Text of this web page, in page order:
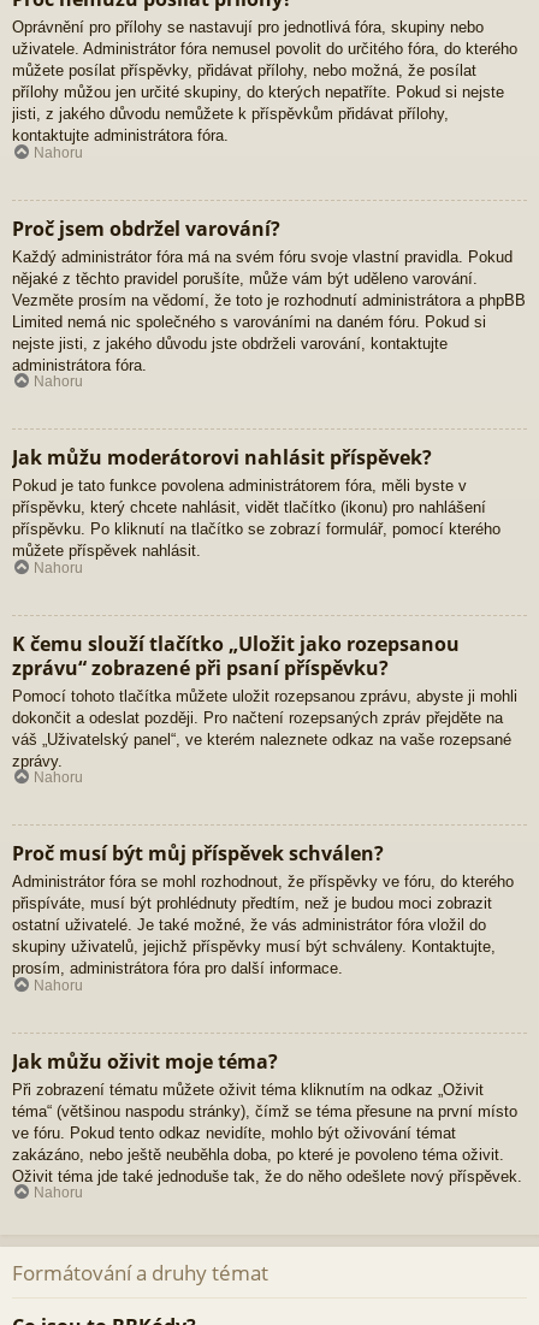
Oprávnění pro přílohy se nastavují pro jednotlivá fóra, skupiny nebo
uživatele. Administrátor fóra nemusel povolit do určitého fóra, do kterého
můžete posílat příspěvky, přidávat přílohy, nebo možná, že posílat
přílohy můžou jen určité skupiny, do kterých nepatříte. Pokud si nejste
jisti, z jakého důvodu nemůžete k příspěvkům přidávat přílohy,
kontaktujte administrátora fóra.
Nahoru
Proč jsem obdržel varování?
Každý administrátor fóra má na svém fóru svoje vlastní pravidla. Pokud
nějaké z těchto pravidel porušíte, může vám být uděleno varování.
Vezměte prosím na vědomí, že toto je rozhodnutí administrátora a phpBB
Limited nemá nic společného s varováními na daném fóru. Pokud si
nejste jisti, z jakého důvodu jste obdrželi varování, kontaktujte
administrátora fóra.
Nahoru
Jak můžu moderátorovi nahlásit příspěvek?
Pokud je tato funkce povolena administrátorem fóra, měli byste v
příspěvku, který chcete nahlásit, vidět tlačítko (ikonu) pro nahlášení
příspěvku. Po kliknutí na tlačítko se zobrazí formulář, pomocí kterého
můžete příspěvek nahlásit.
Nahoru
K čemu slouží tlačítko „Uložit jako rozepsanou
zprávu“ zobrazené při psaní příspěvku?
Pomocí tohoto tlačítka můžete uložit rozepsanou zprávu, abyste ji mohli
dokončit a odeslat později. Pro načtení rozepsaných zpráv přejděte na
váš „Uživatelský panel“, ve kterém naleznete odkaz na vaše rozepsané
zprávy.
Nahoru
Proč musí být můj příspěvek schválen?
Administrátor fóra se mohl rozhodnout, že příspěvky ve fóru, do kterého
přispíváte, musí být prohlédnuty předtím, než je budou moci zobrazit
ostatní uživatelé. Je také možné, že vás administrátor fóra vložil do
skupiny uživatelů, jejichž příspěvky musí být schváleny. Kontaktujte,
prosím, administrátora fóra pro další informace.
Nahoru
Jak můžu oživit moje téma?
Při zobrazení tématu můžete oživit téma kliknutím na odkaz „Oživit
téma“ (většinou naspodu stránky), čímž se téma přesune na první místo
ve fóru. Pokud tento odkaz nevidíte, mohlo být oživování témat
zakázáno, nebo ještě neuběhla doba, po které je povoleno téma oživit.
Oživit téma jde také jednoduše tak, že do něho odešlete nový příspěvek.
Nahoru
Formátování a druhy témat